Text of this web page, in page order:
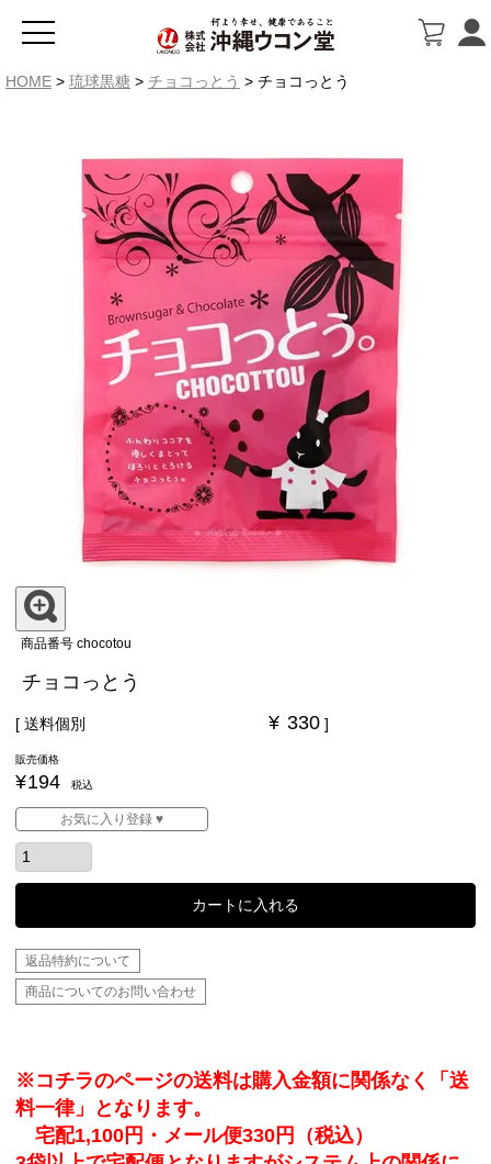
HOME 琉球黒糖 チョコっとう チョコっとう
商品番号 chocotou
チョコっとう
送料個別 ¥ 330
販売価格
¥194 税込
お気に入り登録 ♥
カートに入れる
返品特約について
商品についてのお問い合わせ
※コチラのページの送料は購入金額に関係なく「送
料一律」となります。
宅配1,100円・メール便330円（税込）